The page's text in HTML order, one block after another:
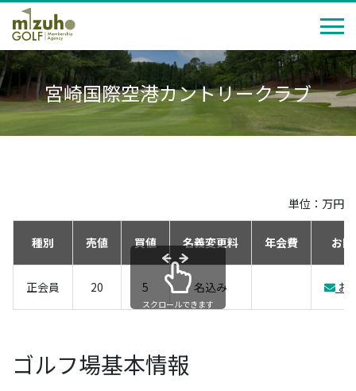
宮崎国際空港カントリークラブ
単位：万円
種別 売値 買値 名義変更料 年会費 お
正会員 20 5 名込み お
スクロールできます
ゴルフ場基本情報